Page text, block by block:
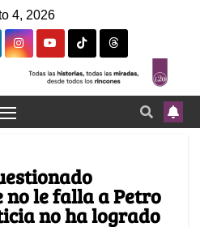
4, 2026
no le falla a Petro
no ha logrado